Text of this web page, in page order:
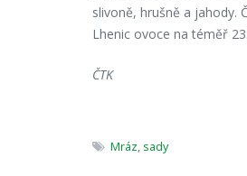
slivoně, hrušně a jahody.
Lhenic ovoce na téměř
ČTK
Mráz, sady